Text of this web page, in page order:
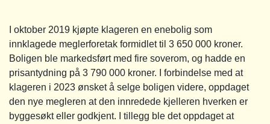
I oktober 2019 kjøpte klageren en enebolig som
innklagede meglerforetak formidlet til 3 650 000 kroner.
Boligen ble markedsført med fire soverom, og hadde en
prisantydning på 3 790 000 kroner. I forbindelse med at
klageren i 2023 ønsket å selge boligen videre, oppdaget
den nye megleren at den innredede kjelleren hverken er
byggesøkt eller godkjent. I tillegg ble det oppdaget at